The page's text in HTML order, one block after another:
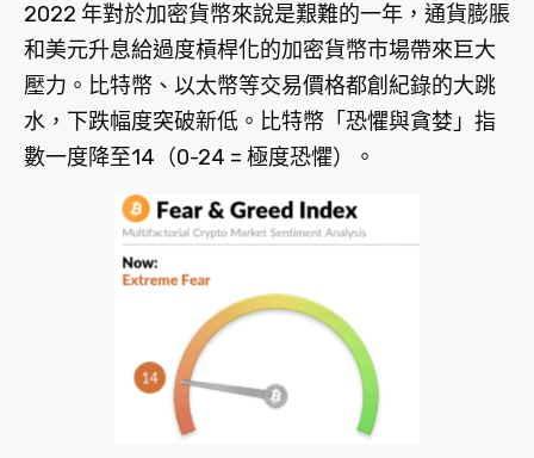
2022 年對於加密貨幣來說是艱難的一年，通貨膨脹
和美元升息給過度槓桿化的加密貨幣市場帶來巨大
壓力。比特幣、以太幣等交易價格都創紀錄的大跳
水，下跌幅度突破新低。比特幣「恐懼與貪婪」指
數一度降至14（0-24 = 極度恐懼）。